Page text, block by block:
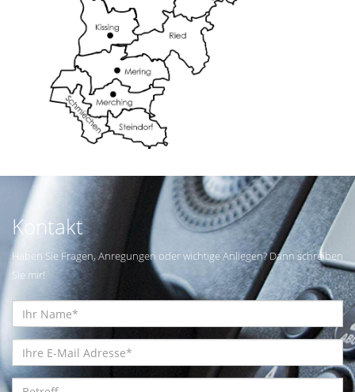
Kontakt
Haben Sie Fragen, Anregungen oder wichtige Anliegen? Dann schreiben
Sie mir!